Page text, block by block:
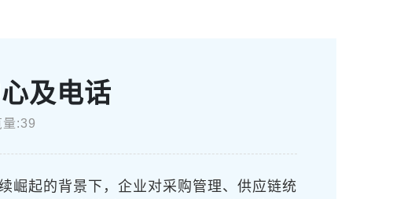
及电话
:39
崛起的背景下，企业对采购管理、供应链统